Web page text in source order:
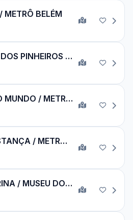
BELÉM
CEM. PQ. DOS PINHEIROS / MOOCA
PQ. NOVO MUNDO / METRÔ TATUAPÉ
VL. CONSTANÇA / METRÔ BELÉM
VL. SABRINA / MUSEU DO IPIRANGA